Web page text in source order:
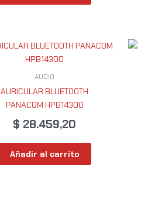
AUDIO
AURICULAR BLUETOOTH
PANACOM HPB14300
$ 28.459,20
Añadir al carrito